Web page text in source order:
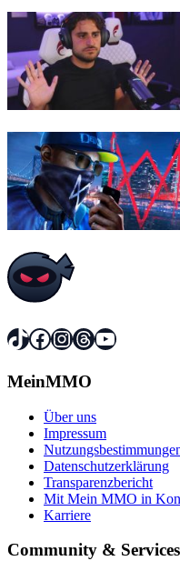
TikTok
Facebook
Instagram
Threads
YouTube
MeinMMO
Über uns
Impressum
Datenschutzerklärung
Transparenzbericht
Mit Mein MMO in
Karriere
Community & Services